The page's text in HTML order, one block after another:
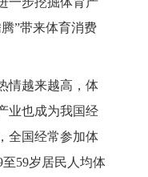
”带来体育消费
情越来越高，体
业也成为我国经
全国经常参加体
59岁居民人均体